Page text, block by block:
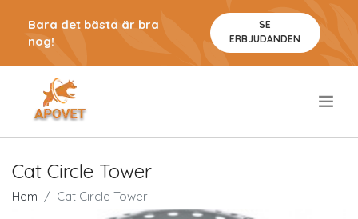
Bara det bästa är bra
nog!
SE
ERBJUDANDEN
Cat Circle Tower
Hem Cat Circle Tower